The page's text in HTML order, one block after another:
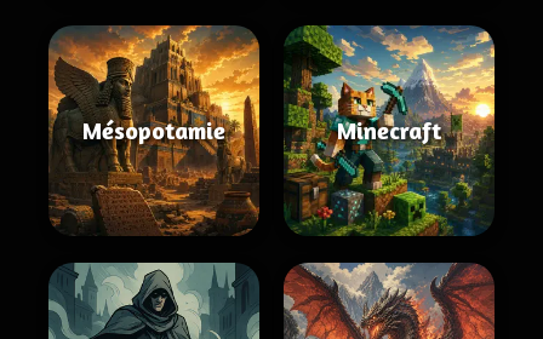
Mésopotamie Minecraft